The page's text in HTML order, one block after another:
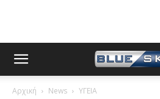
Αρχική News ΥΓΕΙΑ